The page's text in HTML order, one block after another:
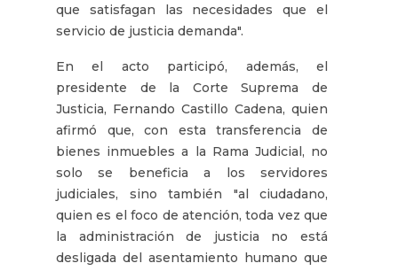
que satisfagan las necesidades que el
servicio de justicia demanda".
En el acto participó, además, el
presidente de la Corte Suprema de
Justicia, Fernando Castillo Cadena, quien
afirmó que, con esta transferencia de
bienes inmuebles a la Rama Judicial, no
solo se beneficia a los servidores
judiciales, sino también "al ciudadano,
quien es el foco de atención, toda vez que
la administración de justicia no está
desligada del asentamiento humano que